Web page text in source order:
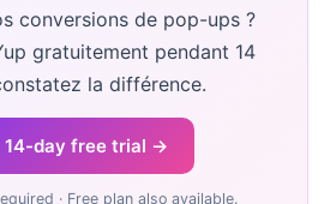
conversions de pop-ups ?
gratuitement pendant 14
la différence.
14-day free trial →
· Free plan also available.